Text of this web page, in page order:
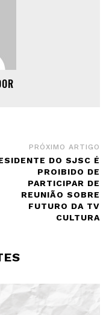
PRÓXIMO ARTIGO
DO SJSC É
PROIBIDO DE
PARTICIPAR DE
REUNIÃO SOBRE
FUTURO DA TV
CULTURA